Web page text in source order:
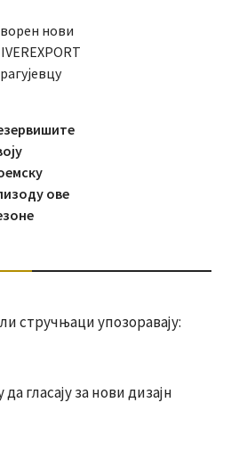
нови
ове
стручњаци упозоравају:
гласају за нови дизајн